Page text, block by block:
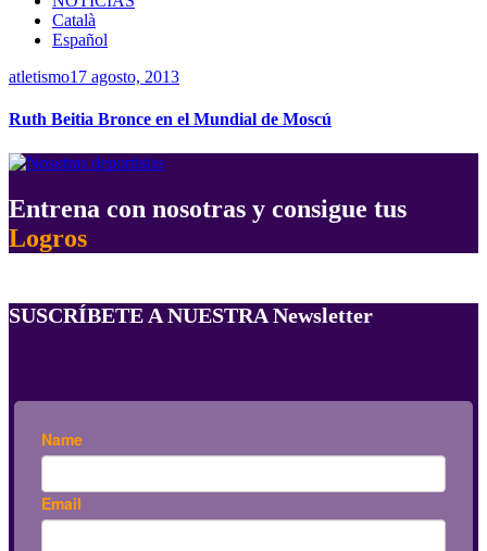
Català
Español
atletismo17 agosto, 2013
Ruth Beitia Bronce en el Mundial de Moscú
Entrena con nosotras y consigue tus
Logros
SUSCRÍBETE A NUESTRA Newsletter